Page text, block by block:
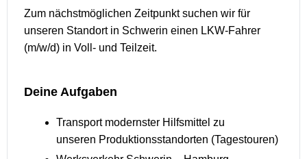
Zum nächstmöglichen Zeitpunkt suchen wir für
unseren Standort in Schwerin einen LKW-Fahrer
(m/w/d) in Voll- und Teilzeit.
Deine Aufgaben
Transport modernster Hilfsmittel zu
unseren Produktionsstandorten (Tagestouren)